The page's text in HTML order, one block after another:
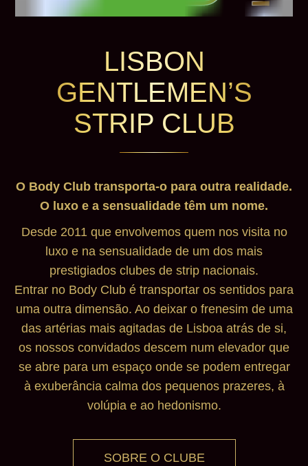
LISBON
GENTLEMEN’S
STRIP CLUB
O Body Club transporta-o para outra realidade.
O luxo e a sensualidade têm um nome.
Desde 2011 que envolvemos quem nos visita no
luxo e na sensualidade de um dos mais
prestigiados clubes de strip nacionais.
Entrar no Body Club é transportar os sentidos para
uma outra dimensão. Ao deixar o frenesim de uma
das artérias mais agitadas de Lisboa atrás de si,
os nossos convidados descem num elevador que
se abre para um espaço onde se podem entregar
à exuberância calma dos pequenos prazeres, à
volúpia e ao hedonismo.
SOBRE O CLUBE